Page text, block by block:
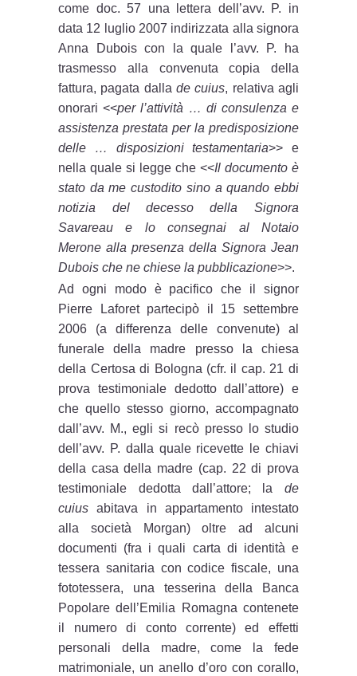
come doc. 57 una lettera dell’avv. P. in
data 12 luglio 2007 indirizzata alla signora
Anna Dubois con la quale l’avv. P. ha
trasmesso alla convenuta copia della
fattura, pagata dalla de cuius, relativa agli
onorari <<per l’attività … di consulenza e
assistenza prestata per la predisposizione
delle … disposizioni testamentaria>> e
nella quale si legge che <<Il documento è
stato da me custodito sino a quando ebbi
notizia del decesso della Signora
Savareau e lo consegnai al Notaio
Merone alla presenza della Signora Jean
Dubois che ne chiese la pubblicazione>>.
Ad ogni modo è pacifico che il signor
Pierre Laforet partecipò il 15 settembre
2006 (a differenza delle convenute) al
funerale della madre presso la chiesa
della Certosa di Bologna (cfr. il cap. 21 di
prova testimoniale dedotto dall’attore) e
che quello stesso giorno, accompagnato
dall’avv. M., egli si recò presso lo studio
dell’avv. P. dalla quale ricevette le chiavi
della casa della madre (cap. 22 di prova
testimoniale dedotta dall’attore; la de
cuiusabitava in appartamento intestato
alla società Morgan) oltre ad alcuni
documenti (fra i quali carta di identità e
tessera sanitaria con codice fiscale, una
fototessera, una tesserina della Banca
Popolare dell’Emilia Romagna contenete
il numero di conto corrente) ed effetti
personali della madre, come la fede
matrimoniale, un anello d’oro con corallo,